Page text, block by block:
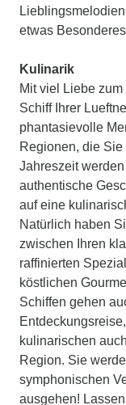
etwas
Kulinarik
Mit viel Liebe
Schiff Ihrer
phantasievolle
Regionen, die
Jahreszeit
authentische
auf eine
Natürlich haben
zwischen Ihren
raffinierten
köstlichen
Schiffen gehen
kulinarischen
Region. Sie
symphonischen
ausgehen!